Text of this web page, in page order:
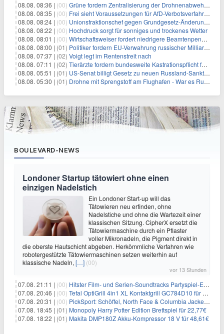
08.08. 08:36 | (00) Grüne fordern Zentralisierung der Drohnenabwehr bei Bundespolizei
08.08. 08:35 | (00) Frei sieht Voraussetzungen für AfD-Verbotsverfahren nicht gegeben
08.08. 08:24 | (00) Unionsfraktionschef gegen Grundgesetz-Änderung für queere Rechte
08.08. 08:22 | (00) Hochdruck sorgt für sonniges und trockenes Wetter
08.08. 08:01 | (00) Wirtschaftsweiser fordert niedrigere Beamtenpensionen
08.08. 08:00 | (01) Politiker fordern EU-Verwahrung russischer Milliarden
08.08. 07:37 | (02) Voigt legt im Rentenstreit nach
08.08. 07:11 | (02) Tierärzte fordern bundesweite Kastrationspflicht für Katzen
08.08. 05:51 | (01) US-Senat billigt Gesetz zu neuen Russland-Sanktionen
08.08. 05:30 | (01) Drohne mit Sprengstoff am Flughafen - War es Russland?
BOULEVARD-NEWS
Londoner Startup tätowiert ohne einen
einzigen Nadelstich
Ein Londoner Start-up will das
Tätowieren neu erfinden, ohne
Nadelstiche und ohne die Wartezeit einer
klassischen Sitzung. CipherX ersetzt die
Tätowiermaschine durch ein Pflaster
voller Mikronadeln, die Pigment direkt in
die oberste Hautschicht abgeben. Herkömmliche Verfahren wie
robotergestützte Tätowiermaschinen setzen weiterhin auf
klassische Nadeln, […] (00)
vor 13 Stunden
07.08. 21:11 | (00) Hitster Film- und Serien-Soundtracks Partyspiel-Erweiterung für 6,99€
07.08. 20:46 | (00) Tefal OptiGrill 4in1 XL Kontaktgrill GC784D10 für 239,99€
07.08. 20:31 | (00) PickSport: Schöffel, North Face & Columbia Jacken ab 39,60€
07.08. 18:45 | (01) Monopoly Harry Potter Edition Brettspiel für 22,77€
07.08. 18:22 | (01) Makita DMP180Z Akku-Kompressor 18 V für 48,61€